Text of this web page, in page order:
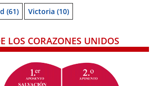
(61) Victoria (10)
LOS CORAZONES UNIDOS